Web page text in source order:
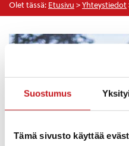
Suostumus
Tämä sivusto käyttää
Olet tässä: Etusivu > Yhteystiedot